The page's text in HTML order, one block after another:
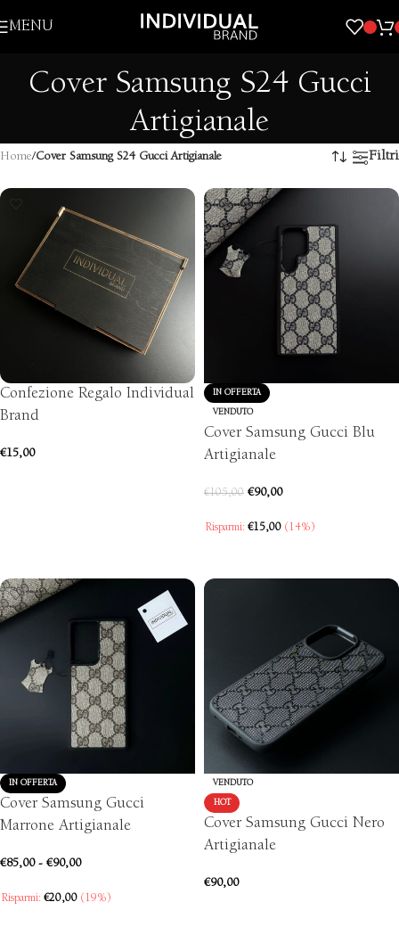
Skip to navigation
MENU
Cover Samsung S24 Gucci
Artigianale
Home/Cover Samsung S24 Gucci Artigianale Filtri
Confezione Regalo Individual
Brand
€15,00
IN OFFERTA
VENDUTO
Cover Samsung Gucci Blu
Artigianale
€105,00 €90,00
Risparmi: €15,00 (14%)
IN OFFERTA
Cover Samsung Gucci
Marrone Artigianale
€85,00 - €90,00
Risparmi: €20,00 (19%)
VENDUTO
HOT
Cover Samsung Gucci Nero
Artigianale
€90,00